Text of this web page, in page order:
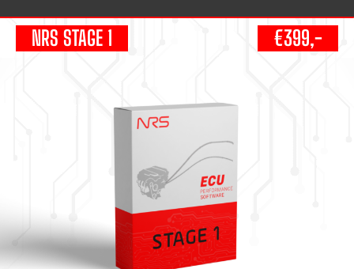
NRS STAGE 1 €399,-